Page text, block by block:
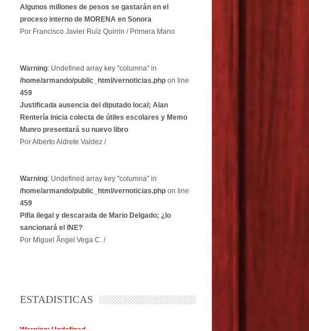
Algunos millones de pesos se gastarán en el
proceso interno de MORENA en Sonora
Por Francisco Javier Ruíz Quirrin / Primera Mano
Warning: Undefined array key "columna" in
/home/armando/public_html/vernoticias.php on line
459
Justificada ausencia del diputado local; Alan
Rentería inicia colecta de útiles escolares y Memo
Munro presentará su nuevo libro
Por Alberto Aldrete Valdez /
Warning: Undefined array key "columna" in
/home/armando/public_html/vernoticias.php on line
459
Pifia ilegal y descarada de Mario Delgado; ¿lo
sancionará el INE?
Por Miguel Ãngel Vega C. /
ESTADISTICAS